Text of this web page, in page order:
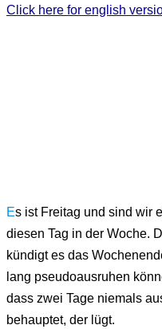
Click here for english
Es ist Freitag und sind wir
diesen Tag in der Woche.
kündigt es das
lang pseudoausruhen
dass zwei Tage niemals
behauptet, der lügt.